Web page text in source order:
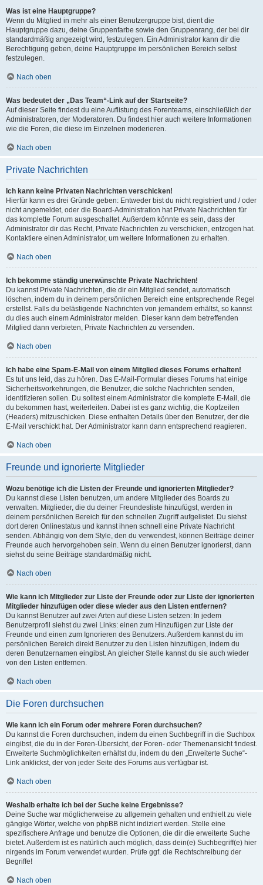
Was ist eine Hauptgruppe?
Wenn du Mitglied in mehr als einer Benutzergruppe bist, dient die
Hauptgruppe dazu, deine Gruppenfarbe sowie den Gruppenrang, der bei dir
standardmäßig angezeigt wird, festzulegen. Ein Administrator kann dir die
Berechtigung geben, deine Hauptgruppe im persönlichen Bereich selbst
festzulegen.
Nach oben
Was bedeutet der „Das Team“-Link auf der Startseite?
Auf dieser Seite findest du eine Auflistung des Forenteams, einschließlich der
Administratoren, der Moderatoren. Du findest hier auch weitere Informationen
wie die Foren, die diese im Einzelnen moderieren.
Nach oben
Private Nachrichten
Ich kann keine Privaten Nachrichten verschicken!
Hierfür kann es drei Gründe geben: Entweder bist du nicht registriert und / oder
nicht angemeldet, oder die Board-Administration hat Private Nachrichten für
das komplette Forum ausgeschaltet. Außerdem könnte es sein, dass der
Administrator dir das Recht, Private Nachrichten zu verschicken, entzogen hat.
Kontaktiere einen Administrator, um weitere Informationen zu erhalten.
Nach oben
Ich bekomme ständig unerwünschte Private Nachrichten!
Du kannst Private Nachrichten, die dir ein Mitglied sendet, automatisch
löschen, indem du in deinem persönlichen Bereich eine entsprechende Regel
erstellst. Falls du belästigende Nachrichten von jemandem erhältst, so kannst
du dies auch einem Administrator melden. Dieser kann dem betreffenden
Mitglied dann verbieten, Private Nachrichten zu versenden.
Nach oben
Ich habe eine Spam-E-Mail von einem Mitglied dieses Forums erhalten!
Es tut uns leid, das zu hören. Das E-Mail-Formular dieses Forums hat einige
Sicherheitsvorkehrungen, die Benutzer, die solche Nachrichten senden,
identifizieren sollen. Du solltest einem Administrator die komplette E-Mail, die
du bekommen hast, weiterleiten. Dabei ist es ganz wichtig, die Kopfzeilen
(Headers) mitzuschicken. Diese enthalten Details über den Benutzer, der die
E-Mail verschickt hat. Der Administrator kann dann entsprechend reagieren.
Nach oben
Freunde und ignorierte Mitglieder
Wozu benötige ich die Listen der Freunde und ignorierten Mitglieder?
Du kannst diese Listen benutzen, um andere Mitglieder des Boards zu
verwalten. Mitglieder, die du deiner Freundesliste hinzufügst, werden in
deinem persönlichen Bereich für den schnellen Zugriff aufgelistet. Du siehst
dort deren Onlinestatus und kannst ihnen schnell eine Private Nachricht
senden. Abhängig von dem Style, den du verwendest, können Beiträge deiner
Freunde auch hervorgehoben sein. Wenn du einen Benutzer ignorierst, dann
siehst du seine Beiträge standardmäßig nicht.
Nach oben
Wie kann ich Mitglieder zur Liste der Freunde oder zur Liste der ignorierten
Mitglieder hinzufügen oder diese wieder aus den Listen entfernen?
Du kannst Benutzer auf zwei Arten auf diese Listen setzen: In jedem
Benutzerprofil siehst du zwei Links: einen zum Hinzufügen zur Liste der
Freunde und einen zum Ignorieren des Benutzers. Außerdem kannst du im
persönlichen Bereich direkt Benutzer zu den Listen hinzufügen, indem du
deren Benutzernamen eingibst. An gleicher Stelle kannst du sie auch wieder
von den Listen entfernen.
Nach oben
Die Foren durchsuchen
Wie kann ich ein Forum oder mehrere Foren durchsuchen?
Du kannst die Foren durchsuchen, indem du einen Suchbegriff in die Suchbox
eingibst, die du in der Foren-Übersicht, der Foren- oder Themenansicht findest.
Erweiterte Suchmöglichkeiten erhältst du, indem du den „Erweiterte Suche“-
Link anklickst, der von jeder Seite des Forums aus verfügbar ist.
Nach oben
Weshalb erhalte ich bei der Suche keine Ergebnisse?
Deine Suche war möglicherweise zu allgemein gehalten und enthielt zu viele
gängige Wörter, welche von phpBB nicht indiziert werden. Stelle eine
spezifischere Anfrage und benutze die Optionen, die dir die erweiterte Suche
bietet. Außerdem ist es natürlich auch möglich, dass dein(e) Suchbegriff(e) hier
nirgends im Forum verwendet wurden. Prüfe ggf. die Rechtschreibung der
Begriffe!
Nach oben